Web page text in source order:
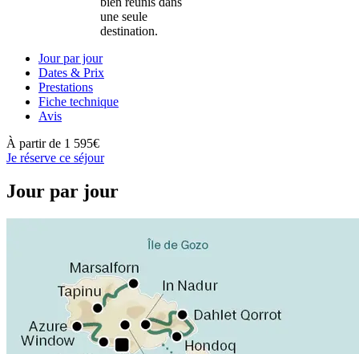
une seule
destination.
Jour par jour
Dates & Prix
Prestations
Fiche technique
Avis
À partir de 1 595€
Je réserve ce séjour
Jour par jour